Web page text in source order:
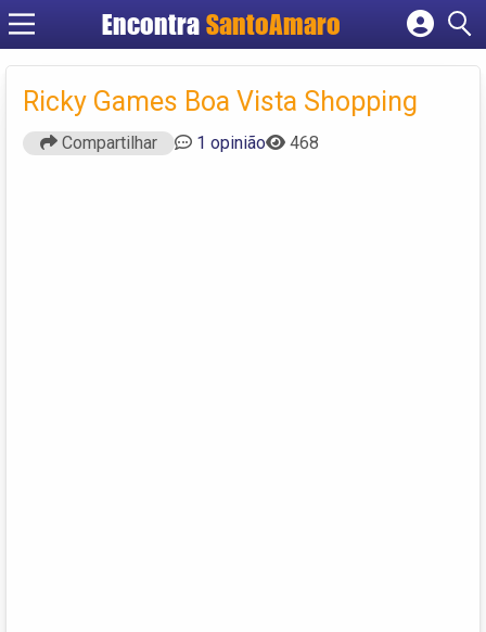
Encontra SantoAmaro
Cadastrar empresa
Criar conta
Ricky Games Boa Vista Shopping
Compartilhar 1 opinião 468